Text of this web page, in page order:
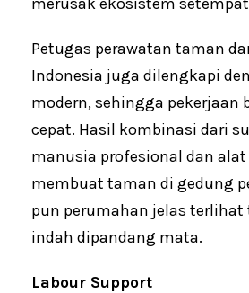
Petugas perawatan taman
Indonesia juga dilengkapi
modern, sehingga pekerjaan
cepat. Hasil kombinasi dari
manusia profesional dan
membuat taman di gedung
pun perumahan jelas terlihat
indah dipandang mata.
Labour Support